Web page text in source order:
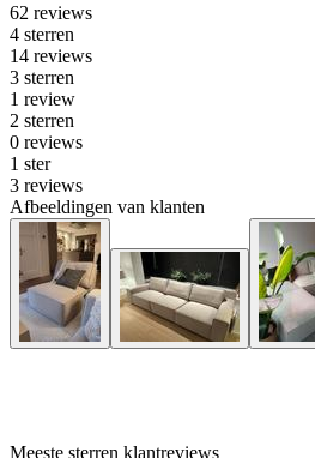
62 reviews
4 sterren
14 reviews
3 sterren
1 review
2 sterren
0 reviews
1 ster
3 reviews
Afbeeldingen van klanten
Meeste sterren klantreviews